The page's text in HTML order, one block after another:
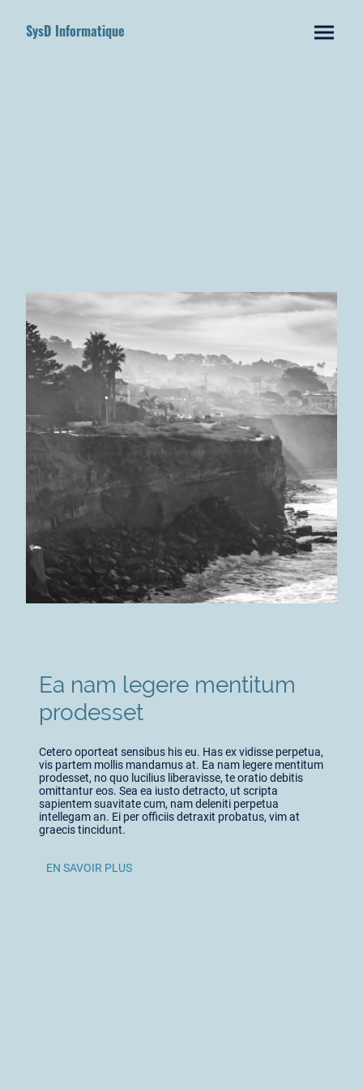
SysD Informatique
Ea nam legere mentitum
prodesset
Cetero oporteat sensibus his eu. Has ex vidisse perpetua,
vis partem mollis mandamus at. Ea nam legere mentitum
prodesset, no quo lucilius liberavisse, te oratio debitis
omittantur eos. Sea ea iusto detracto, ut scripta
sapientem suavitate cum, nam deleniti perpetua
intellegam an. Ei per officiis detraxit probatus, vim at
graecis tincidunt.
EN SAVOIR PLUS